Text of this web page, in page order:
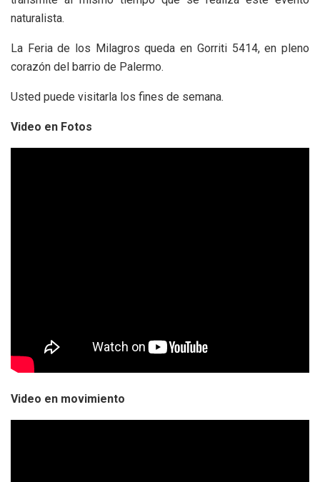
naturalista.
La Feria de los Milagros queda en Gorriti 5414, en pleno
corazón del barrio de Palermo.
Usted puede visitarla los fines de semana.
Video en Fotos
Video en movimiento